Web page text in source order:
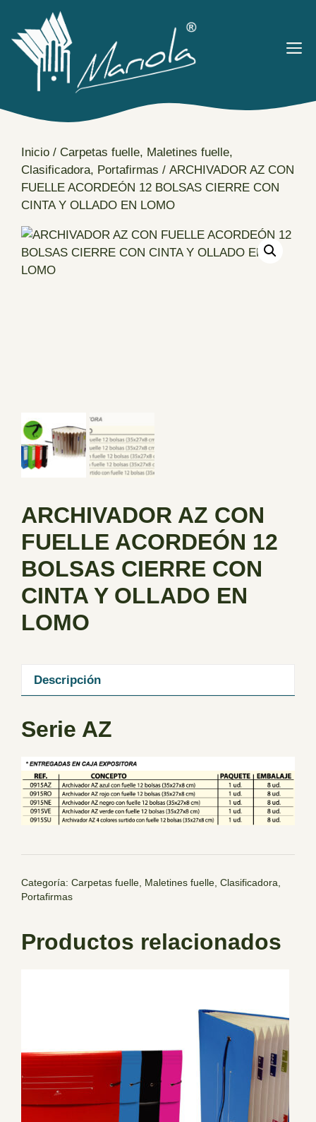
contenido
Inicio / Carpetas fuelle, Maletines fuelle,
Clasificadora, Portafirmas / ARCHIVADOR AZ CON
FUELLE ACORDEÓN 12 BOLSAS CIERRE CON
CINTA Y OLLADO EN LOMO
ARCHIVADOR AZ CON
FUELLE ACORDEÓN 12
BOLSAS CIERRE CON
CINTA Y OLLADO EN
LOMO
Descripción
Serie AZ
Categoría: Carpetas fuelle, Maletines fuelle, Clasificadora,
Portafirmas
Productos relacionados